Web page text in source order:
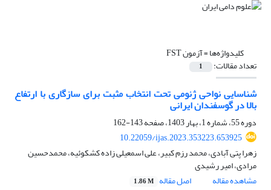
کلیدواژه‌ها =آزمون FST
تعداد مقالات: 1
شناسایی نواحی ژنومی تحت انتخاب مثبت برای سازگاری با ارتفاع
بالا در گوسفندان ایرانی
دوره 55، شماره 1، بهار 1403، صفحه
143-162
10.22059/ijas.2023.353223.653925
زهرا پتی آبادی، محمد رزم کبیر، علی اسمعیلی زاده کشکوئیه، محمدحسین
مرادی، امیر رشیدی
مشاهده مقاله
اصل مقاله 1.86 M